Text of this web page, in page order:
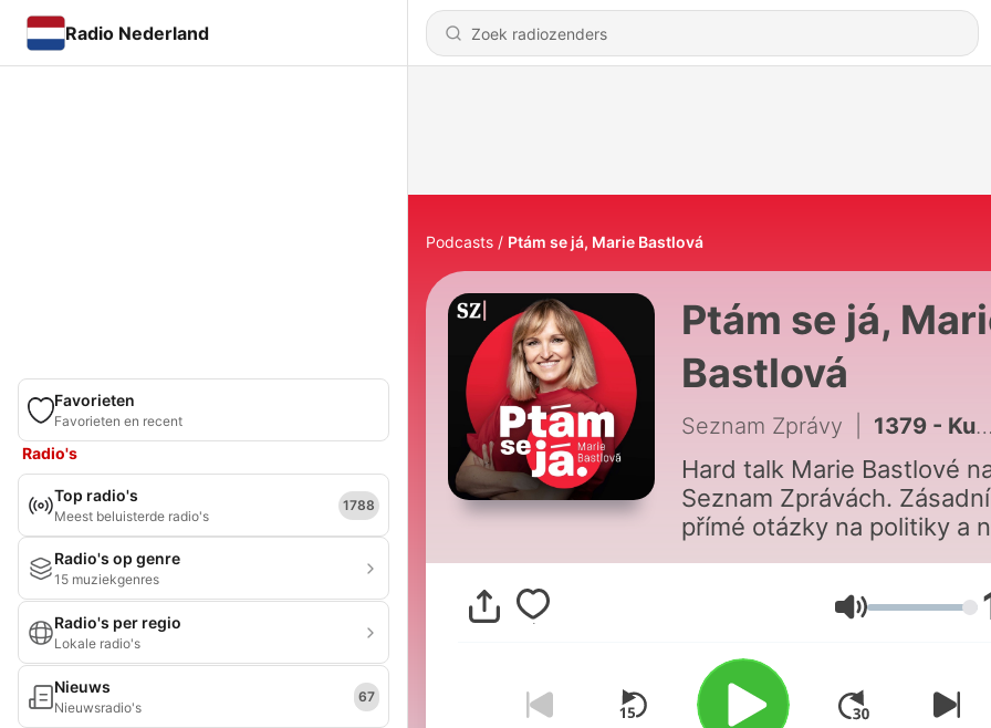
Radio Nederland
Favorieten
Favorieten en recent
Radio's
Top radio's
Meest beluisterde radio's
1788
Radio's op genre
15 muziekgenres
Radio's per regio
Lokale radio's
Nieuws
Nieuwsradio's
67
Podcasts Ptám se já, Marie Bastlová
Ptám se já,
Bastlová
Seznam Zprávy 1379 - Kubova vláda je vláda strachu, říká lídr jihočeské kandidátky ODS
Hard talk Marie Bastlové
Seznam Zprávách.
přímé otázky na politiky a
Volume